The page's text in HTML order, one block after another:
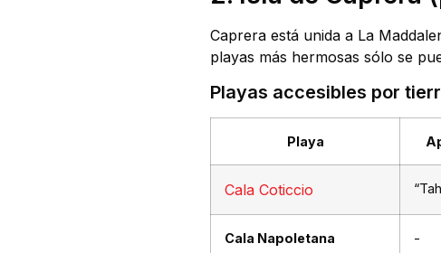
Caprera está unida a La
playas más hermosas sólo se
Playas accesibles por
Playa
Cala Coticcio
Cala Napoletana -